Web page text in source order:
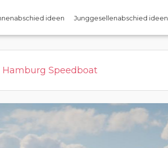
ideen Junggesellenabschied ideen
Speedboat